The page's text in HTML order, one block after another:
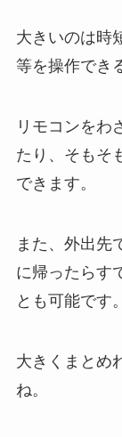
大きいのは時
等を操作でき
リモコンをわ
たり、そもそ
できます。
また、外出先
に帰ったらす
とも可能です。
大きくまとめ
ね。